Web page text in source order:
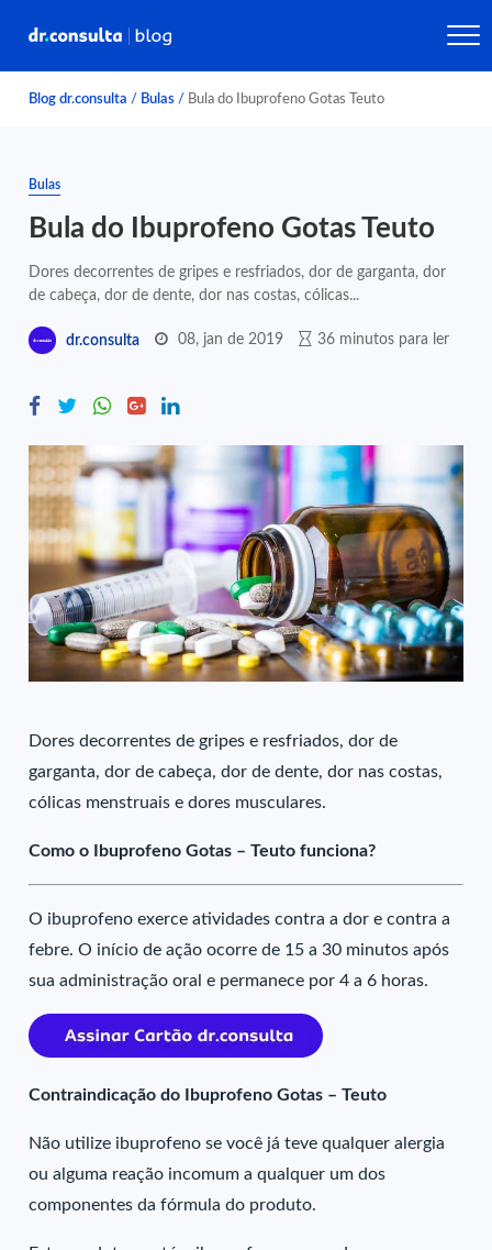
Blog dr.consulta / Bulas / Bula do Ibuprofeno Gotas Teuto
Bulas
Bula do Ibuprofeno Gotas Teuto
Dores decorrentes de gripes e resfriados, dor de garganta, dor
de cabeça, dor de dente, dor nas costas, cólicas...
dr.consulta 08, jan de 2019 36 minutos para ler
Dores decorrentes de gripes e resfriados, dor de
garganta, dor de cabeça, dor de dente, dor nas costas,
cólicas menstruais e dores musculares.
Como o Ibuprofeno Gotas – Teuto funciona?
O ibuprofeno exerce atividades contra a dor e contra a
febre. O início de ação ocorre de 15 a 30 minutos após
sua administração oral e permanece por 4 a 6 horas.
Contraindicação do Ibuprofeno Gotas – Teuto
Não utilize ibuprofeno se você já teve qualquer alergia
ou alguma reação incomum a qualquer um dos
componentes da fórmula do produto.